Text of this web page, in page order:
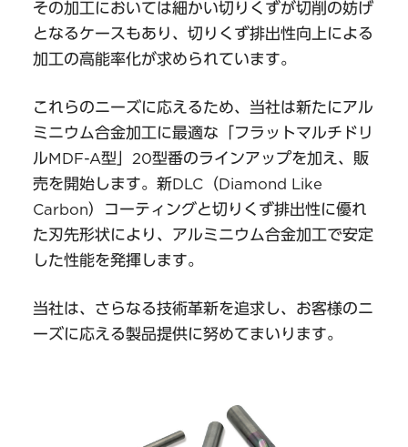
その加工においては細かい切りくずが切削の妨げ
となるケースもあり、切りくず排出性向上による
加工の高能率化が求められています。
これらのニーズに応えるため、当社は新たにアル
ミニウム合金加工に最適な「フラットマルチドリ
ルMDF-A型」20型番のラインアップを加え、販
売を開始します。新DLC（Diamond Like
Carbon）コーティングと切りくず排出性に優れ
た刃先形状により、アルミニウム合金加工で安定
した性能を発揮します。
当社は、さらなる技術革新を追求し、お客様のニ
ーズに応える製品提供に努めてまいります。